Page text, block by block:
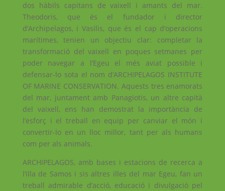
dos hàbils capitans de vaixell i amants del mar.
Theodoris, que és el fundador i director
d’Archipelagos, i Vasilis, que és el cap d’operacions
marítimes, tenien un objectiu clar: completar la
transformació del vaixell en poques setmanes per
poder navegar a l’Egeu el més aviat possible i
defensar-lo sota el nom d’ARCHIPELAGOS INSTITUTE
OF MARINE CONSERVATION. Aquests tres enamorats
del mar, juntament amb Panagiotis, un altre capità
del vaixell, ens han demostrat la importància de
l’esforç i el treball en equip per canviar el món i
convertir-lo en un lloc millor, tant per als humans
com per als animals.
ARCHIPELAGOS, amb bases i estacions de recerca a
l’illa de Samos i sis altres illes del mar Egeu, fan un
treball admirable d’acció, educació i divulgació pel